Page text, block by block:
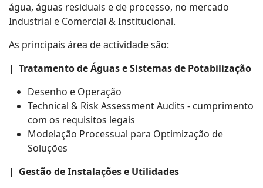
água, águas residuais e de processo, no mercado
Industrial e Comercial & Institucional.
As principais área de actividade são:
| Tratamento de Águas e Sistemas de Potabilização
Desenho e Operação
Technical & Risk Assessment Audits - cumprimento
com os requisitos legais
Modelação Processual para Optimização de
Soluções
| Gestão de Instalações e Utilidades